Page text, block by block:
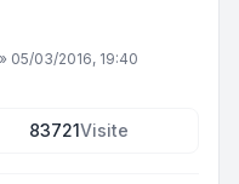
» 05/03/2016, 19:40
83721Visite